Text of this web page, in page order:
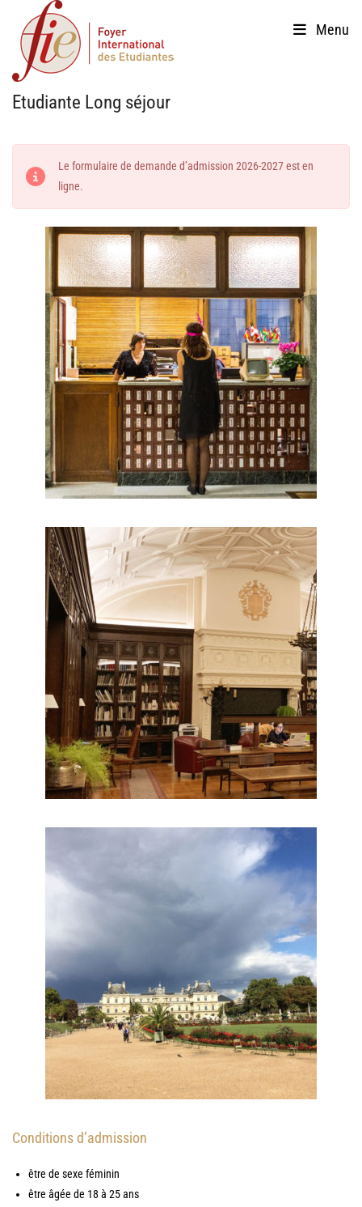
content
Menu
Etudiante Long séjour
Le formulaire de demande d’admission 2026-2027 est en
ligne.
Conditions d’admission
être de sexe féminin
être âgée de 18 à 25 ans